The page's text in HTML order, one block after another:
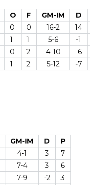
O F GM-IM D
0 0 16-2 14
1 1 5-6 -1
0 2 4-10 -6
1 2 5-12 -7
GM-IM D
P
4-1 3
7
7-4 3
6
7-9 -2 3